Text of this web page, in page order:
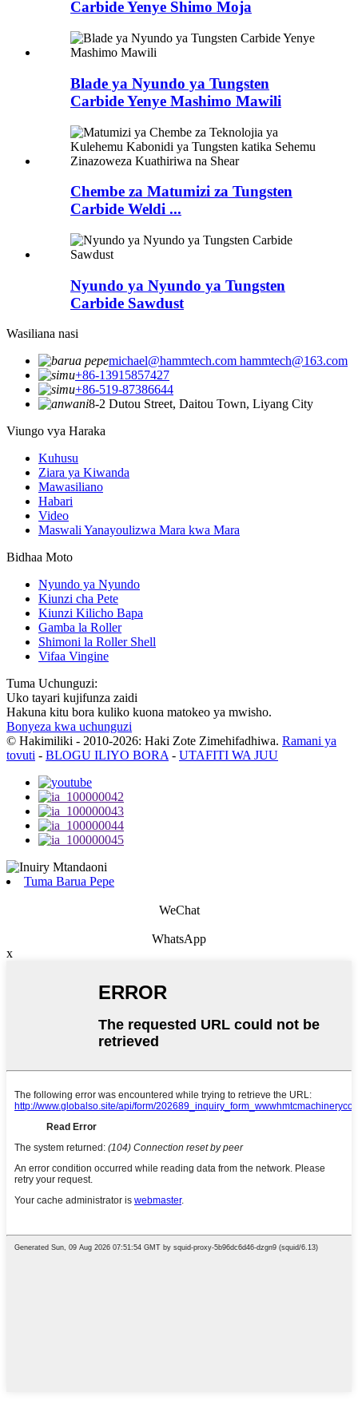
Carbide Yenye Shimo Moja
Blade ya Nyundo ya Tungsten
Carbide Yenye Mashimo Mawili
Chembe za Matumizi za Tungsten
Carbide Weldi ...
Nyundo ya Nyundo ya Tungsten
Carbide Sawdust
Wasiliana nasi
michael@hammtech.com hammtech@163.com
+86-13915857427
+86-519-87386644
8-2 Dutou Street, Daitou Town, Liyang City
Viungo vya Haraka
Kuhusu
Ziara ya Kiwanda
Mawasiliano
Habari
Video
Maswali Yanayoulizwa Mara kwa Mara
Bidhaa Moto
Nyundo ya Nyundo
Kiunzi cha Pete
Kiunzi Kilicho Bapa
Gamba la Roller
Shimoni la Roller Shell
Vifaa Vingine
Tuma Uchunguzi:
Uko tayari kujifunza zaidi
Hakuna kitu bora kuliko kuona matokeo ya mwisho.
Bonyeza kwa uchunguzi
© Hakimiliki - 2010-2026: Haki Zote Zimehifadhiwa. Ramani ya
tovuti - BLOGU ILIYO BORA - UTAFITI WA JUU
Tuma Barua Pepe
WeChat
WhatsApp
x